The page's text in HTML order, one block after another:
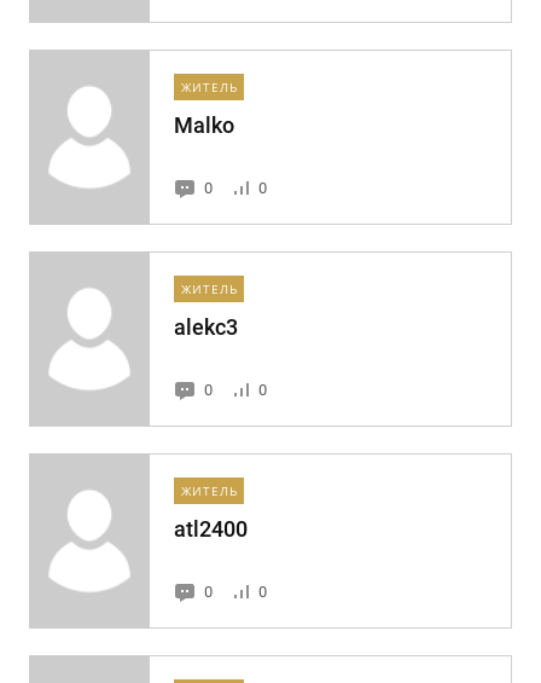
ЖИТЕЛЬ
Malko
0 0
ЖИТЕЛЬ
alekc3
0 0
ЖИТЕЛЬ
atl2400
0 0